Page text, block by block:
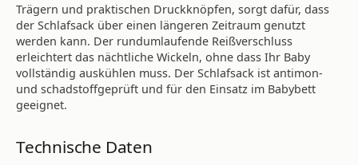
Trägern und praktischen Druckknöpfen, sorgt dafür, dass
der Schlafsack über einen längeren Zeitraum genutzt
werden kann. Der rundumlaufende Reißverschluss
erleichtert das nächtliche Wickeln, ohne dass Ihr Baby
vollständig auskühlen muss. Der Schlafsack ist antimon-
und schadstoffgeprüft und für den Einsatz im Babybett
geeignet.
Technische Daten